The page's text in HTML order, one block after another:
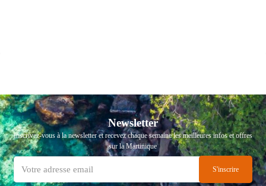
Newsletter
Inscrivez-vous à la newsletter et recevez chaque semaine les meilleures infos et offres
sur la Martinique